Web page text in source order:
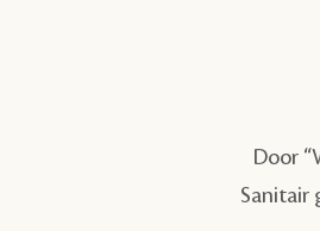
Door
Sanitair